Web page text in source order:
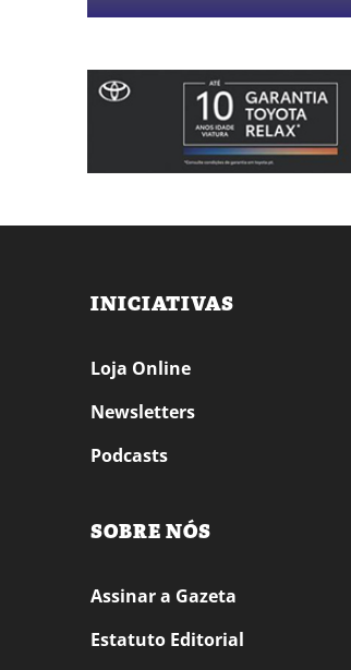
INICIATIVAS
Loja Online
Newsletters
Podcasts
SOBRE NÓS
Assinar a Gazeta
Estatuto Editorial